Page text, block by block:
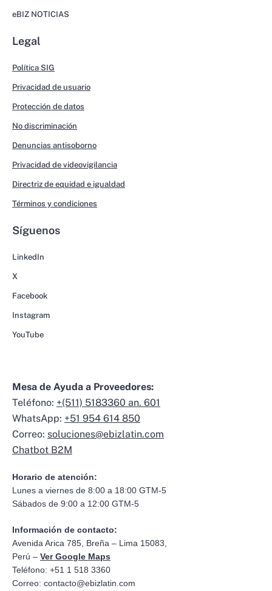
eBIZ NOTICIAS
Legal
Política SIG
Privacidad de usuario
Protección de datos
No discriminación
Denuncias antisoborno
Privacidad de videovigilancia
Directriz de equidad e igualdad
Términos y condiciones
Síguenos
LinkedIn
X
Facebook
Instagram
YouTube
Mesa de Ayuda a Proveedores:
Teléfono: +(511) 5183360 an. 601
WhatsApp: +51 954 614 850
Correo: soluciones@ebizlatin.com
Chatbot B2M
Horario de atención:
Lunes a viernes de 8:00 a 18:00 GTM-5
Sábados de 9:00 a 12:00 GTM-5
Información de contacto:
Avenida Arica 785, Breña – Lima 15083,
Perú – Ver Google Maps
Teléfono: +51 1 518 3360
Correo: contacto@ebizlatin.com